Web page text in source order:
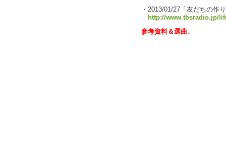
・2013/01/27「友だちの作
http://www.tbsradio.jp/
参考資料＆選曲↓